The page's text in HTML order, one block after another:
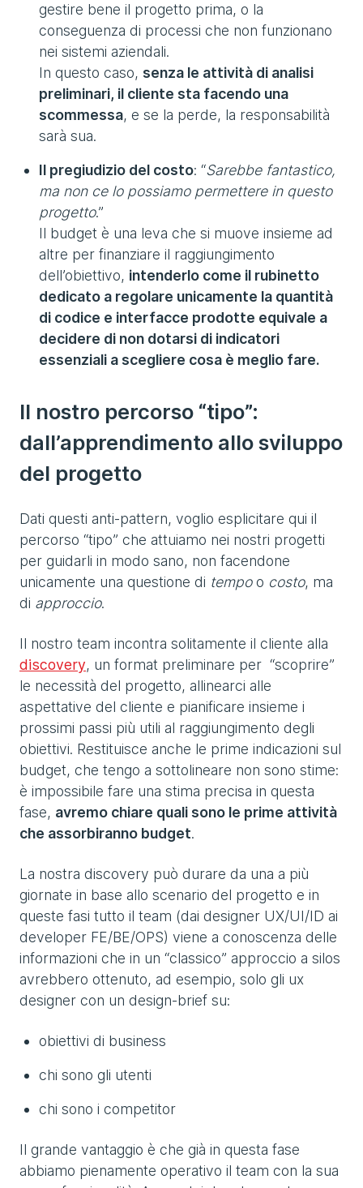
gestire bene il progetto prima, o la
conseguenza di processi che non funzionano
nei sistemi aziendali.
In questo caso, senza le attività di analisi
preliminari, il cliente sta facendo una
scommessa, e se la perde, la responsabilità
sarà sua.
Il pregiudizio del costo: “Sarebbe fantastico,
ma non ce lo possiamo permettere in questo
progetto.”
Il budget è una leva che si muove insieme ad
altre per finanziare il raggiungimento
dell’obiettivo, intenderlo come il rubinetto
dedicato a regolare unicamente la quantità
di codice e interfacce prodotte equivale a
decidere di non dotarsi di indicatori
essenziali a scegliere cosa è meglio fare.
Il nostro percorso “tipo”:
dall’apprendimento allo sviluppo
del progetto
Dati questi anti-pattern, voglio esplicitare qui il
percorso “tipo” che attuiamo nei nostri progetti
per guidarli in modo sano, non facendone
unicamente una questione di tempoo costo, ma
di approccio.
Il nostro team incontra solitamente il cliente alla
discovery, un format preliminare per “scoprire”
le necessità del progetto, allinearci alle
aspettative del cliente e pianificare insieme i
prossimi passi più utili al raggiungimento degli
obiettivi. Restituisce anche le prime indicazioni sul
budget, che tengo a sottolineare non sono stime:
è impossibile fare una stima precisa in questa
fase, avremo chiare quali sono le prime attività
che assorbiranno budget.
La nostra discovery può durare da una a più
giornate in base allo scenario del progetto e in
queste fasi tutto il team (dai designer UX/UI/ID ai
developer FE/BE/OPS) viene a conoscenza delle
informazioni che in un “classico” approccio a silos
avrebbero ottenuto, ad esempio, solo gli ux
designer con un design-brief su:
obiettivi di business
chi sono gli utenti
chi sono i competitor
Il grande vantaggio è che già in questa fase
abbiamo pienamente operativo il team con la sua